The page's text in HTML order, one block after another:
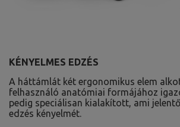
KÉNYELMES EDZÉS
A háttámlát két ergonomikus elem
felhasználó anatómiai formájához
pedig speciálisan kialakított, ami
edzés kényelmét.